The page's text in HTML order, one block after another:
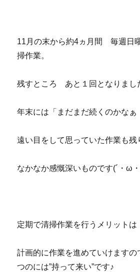
11月の末から約4ヵ月間 毎週日
掃作業。
残すところ あと１回となりまし
年末には「まだまだ続くのかなぁ
遠い目をして思っていた作業も残
なかなか感慨深いものです(´・ω
定期で清掃作業を行うメリットは
計画的に作業を進めていけますの
つのには”持って来い”です♪